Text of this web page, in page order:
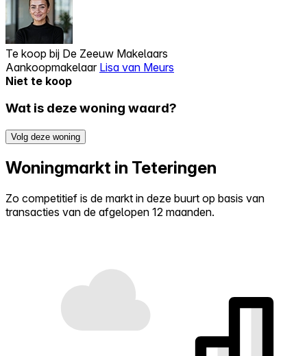
Te koop bij De Zeeuw Makelaars
Aankoopmakelaar Lisa van Meurs
Niet te koop
Wat is deze woning waard?
Volg deze woning
Woningmarkt in Teteringen
Zo competitief is de markt in deze buurt op basis van
transacties van de afgelopen 12 maanden.